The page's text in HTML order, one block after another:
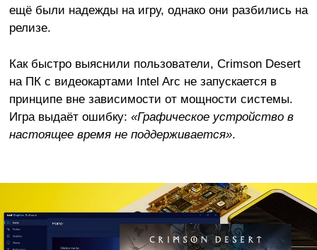
ещё были надежды на игру, однако они разбились на
релизе.
Как быстро выяснили пользователи, Crimson Desert
на ПК с видеокартами Intel Arc не запускается в
принципе вне зависимости от мощности системы.
Игра выдаёт ошибку: «Графическое устройство в
настоящее время не поддерживается».